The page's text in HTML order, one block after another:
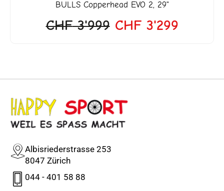
BULLSCopperhead EVO 2, 29"
CHF3'999 CHF3'299
Albisriederstrasse 253
8047 Zürich
044 - 401 58 88